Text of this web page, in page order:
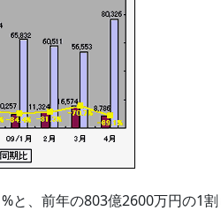
、前年の803億2600万円の1割